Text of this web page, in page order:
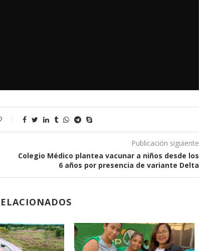
Publicación siguiente
Colegio Médico plantea vacunar a niños desde los
6 años por presencia de variante Delta